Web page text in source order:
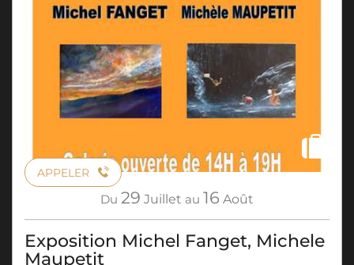
APPELER
Du 29 Juillet au 16 Août
Exposition Michel Fanget, Michele
Maupetit